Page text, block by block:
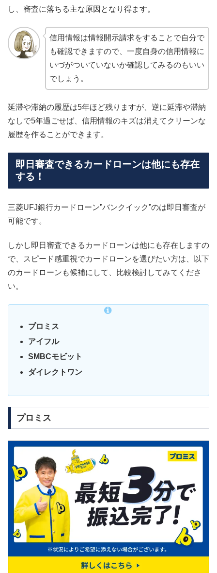
し、審査に落ちる主な原因となり得ます。
信用情報は情報開示請求をすることで自分で
も確認できますので、一度自身の信用情報に
いづがついていないか確認してみるのもいい
でしょう。
延滞や滞納の履歴は5年ほど残りますが、逆に延滞や滞納
なしで5年過ごせば、信用情報のキズは消えてクリーンな
履歴を作ることができます。
即日審査できるカードローンは他にも存在
する！
三菱UFJ銀行カードローン”バンクイック”のは即日審査が
可能です。
しかし即日審査できるカードローンは他にも存在しますの
で、スピード感重視でカードローンを選びたい方は、以下
のカードローンも候補にして、比較検討してみてくださ
い。
プロミス
アイフル
SMBCモビット
ダイレクトワン
プロミス